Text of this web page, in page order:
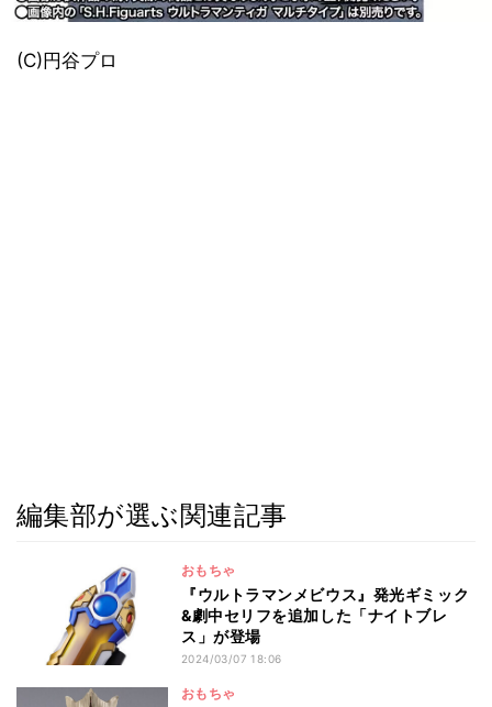
(C)円谷プロ
編集部が選ぶ関連記事
おもちゃ
『ウルトラマンメビウス』発光ギミック
&劇中セリフを追加した「ナイトブレ
ス」が登場
2024/03/07 18:06
おもちゃ